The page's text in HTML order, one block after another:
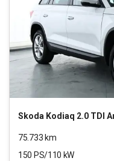
Skoda Kodiaq 2.0 TDI
75.733 km
150 PS/110 kW